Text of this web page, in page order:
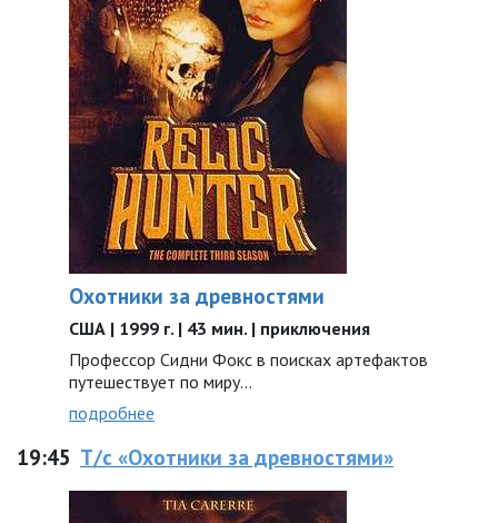
Охотники за древностями
США | 1999 г. | 43 мин. | приключения
Профессор Сидни Фокс в поисках артефактов
путешествует по миру...
подробнее
19:45 Т/с «Охотники за древностями»